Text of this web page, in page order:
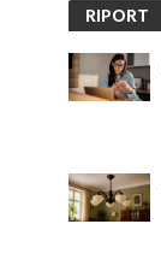
RIPORT